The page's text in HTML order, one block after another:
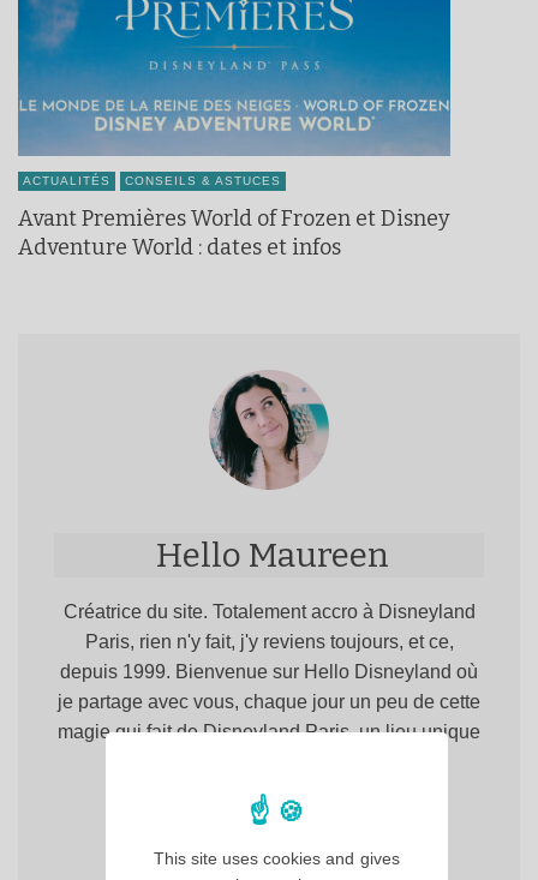
ACTUALITÉS CONSEILS & ASTUCES
Avant Premières World of Frozen et Disney
Adventure World : dates et infos
Hello Maureen
Créatrice du site. Totalement accro à Disneyland
Paris, rien n'y fait, j'y reviens toujours, et ce,
depuis 1999. Bienvenue sur Hello Disneyland où
je partage avec vous, chaque jour un peu de cette
magie qui fait de Disneyland Paris, un lieu unique
This site uses cookies and gives